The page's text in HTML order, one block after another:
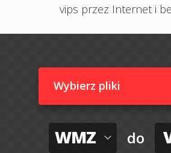
vips przez Internet i
Wybierz pliki
WMZ do